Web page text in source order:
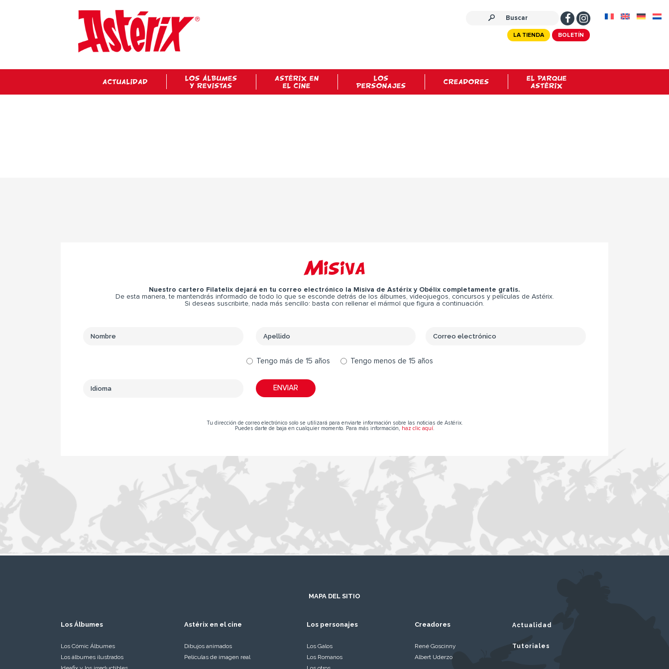
BOLETÍN
LA TIENDA
ACTUALIDAD
LOS ÁLBUMES
Y REVISTAS
ASTÉRIX EN
EL CINE
LOS
PERSONAJES
CREADORES
EL PARQUE
ASTÉRIX
Misiva
Nuestro cartero Filatelix dejará en tu correo electrónico la Misiva de Astérix y Obélix completamente gratis.
De esta manera, te mantendrás informado de todo lo que se esconde detrás de los álbumes, videojuegos, concursos y películas de Astérix.
Si deseas suscribirte, nada más sencillo: basta con rellenar el mármol que figura a continuación.
Tengo más de 15 años Tengo menos de 15 años
Tu dirección de correo electrónico solo se utilizará para enviarte información sobre las noticias de Astérix.
Puedes darte de baja en cualquier momento. Para más información,
haz clic aquí.
MAPA DEL SITIO
Los Álbumes
Los Cómic Álbumes
Los álbumes ilustrados
Astérix en el cine
Dibujos animados
Películas de imagen real
Los personajes
Los Galos
Los Romanos
Creadores
René Goscinny
Albert Uderzo
Actualidad
Tutoriales